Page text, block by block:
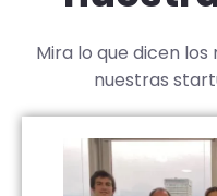
Mira lo que dicen
nuestras